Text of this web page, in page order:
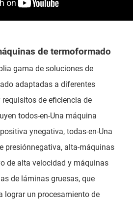
de termoformado
gama de soluciones de
adaptadas a diferentes
de eficiencia de
todos-en-Una máquina
ynegativa, todas-en-Una
presiónnegativa, alta-máquinas
de alta velocidad y máquinas
de láminas gruesas, que
lograr un procesamiento de